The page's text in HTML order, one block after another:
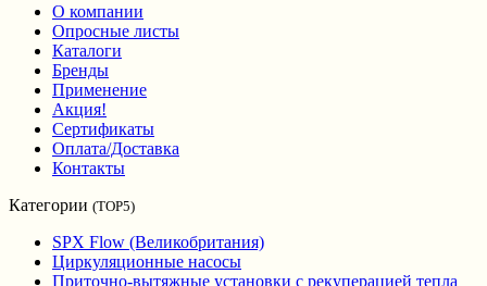
О компании
Опросные листы
Каталоги
Бренды
Применение
Акция!
Сертификаты
Оплата/Доставка
Контакты
Категории (TOP5)
SPX Flow (Великобритания)
Циркуляционные насосы
Приточно-вытяжные установки с рекуперацией тепла